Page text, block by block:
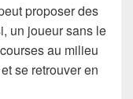
proposer des
un joueur sans le
au milieu
se retrouver en